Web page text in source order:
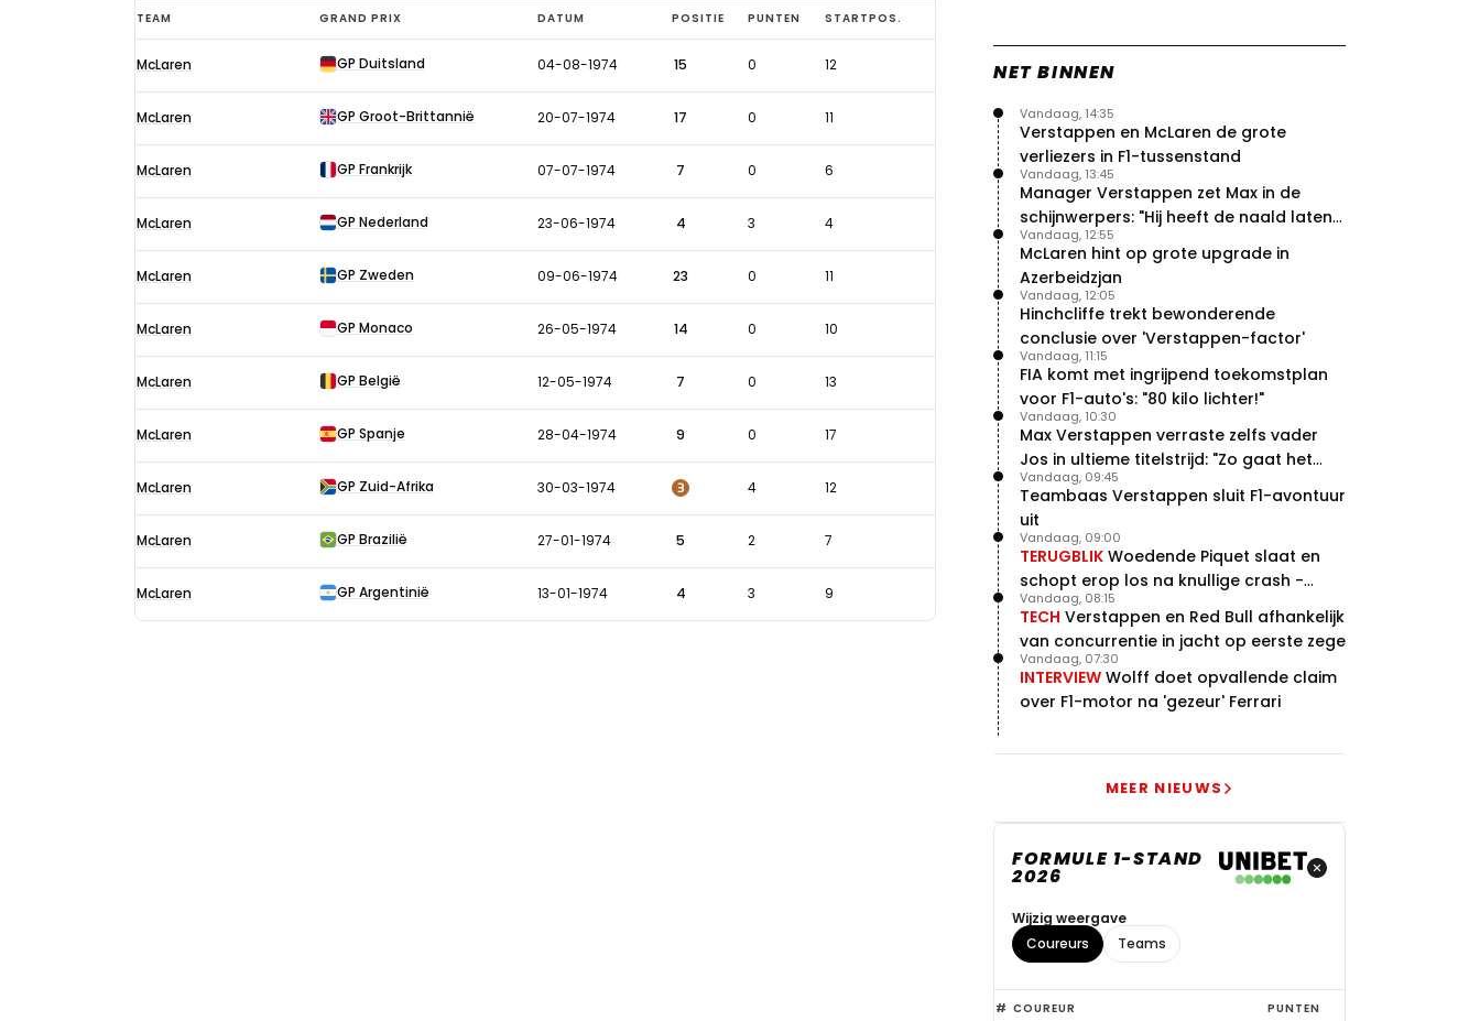
Mike
Hailwood
F1-
uitslagen
1974
TEAM GRAND PRIX DATUM POSITIE PUNTEN STARTPOS.
McLaren GP Duitsland 04-08-1974 15 0 12
McLaren GP Groot-Brittannië 20-07-1974 17 0 11
McLaren GP Frankrijk 07-07-1974 7 0 6
McLaren GP Nederland 23-06-1974 4 3 4
McLaren GP Zweden 09-06-1974 23 0 11
McLaren GP Monaco 26-05-1974 14 0 10
McLaren GP België 12-05-1974 7 0 13
McLaren GP Spanje 28-04-1974 9 0 17
McLaren GP Zuid-Afrika 30-03-1974 3 4 12
McLaren GP Brazilië 27-01-1974 5 2 7
McLaren GP Argentinië 13-01-1974 4 3 9
NET BINNEN
Verstappen en McLaren de grote
verliezers in F1-tussenstand
Vandaag, 14:35
Manager Verstappen zet Max in de
schijnwerpers: "Hij heeft de naald laten
bewegen"
Vandaag, 13:45
McLaren hint op grote upgrade in
Azerbeidzjan
Vandaag, 12:55
Hinchcliffe trekt bewonderende
conclusie over 'Verstappen-factor'
Vandaag, 12:05
FIA komt met ingrijpend toekomstplan
voor F1-auto's: "80 kilo lichter!"
Vandaag, 11:15
Max Verstappen verraste zelfs vader
Jos in ultieme titelstrijd: "Zo gaat het
altijd!"
Vandaag, 10:30
Teambaas Verstappen sluit F1-avontuur
uit
Vandaag, 09:45
TERUGBLIK Woedende Piquet slaat en
schopt erop los na knullige crash -
terugblik
Vandaag, 09:00
TECH Verstappen en Red Bull afhankelijk
van concurrentie in jacht op eerste zege
Vandaag, 08:15
INTERVIEW Wolff doet opvallende claim
over F1-motor na 'gezeur' Ferrari
Vandaag, 07:30
MEER NIEUWS
FORMULE 1-STAND
2026
Wijzig weergave
Coureurs
Teams
Top
# COUREUR PUNTEN